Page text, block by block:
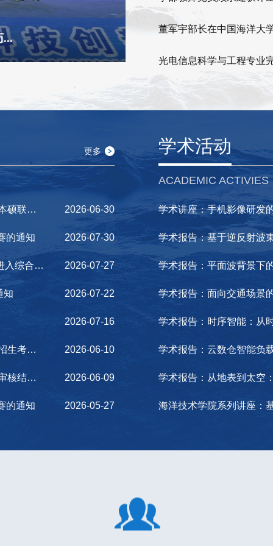
...
光电信息科学与工程专业
更多
2026级新生参加信息科学与工程学部中法卓越工程师本硕联合培养项目的选拔说明 2026-06-30
的通知 2026-07-30
中国海洋大学人工智能学院公开招聘行政秘书岗位拟进入综合考察人员名单公示 2026-07-27
知 2026-07-22
2026-07-16
中国海洋大学信息科学与工程学部2026年博士研究生招生考试综合面试情况公布 2026-06-10
信息科学与工程学部2026年博士研究生招生工作材料审核结果公布 2026-06-09
的通知 2026-05-27
学术活动
ACADEMIC ACTIVIES
学术讲座：手机影像研发
学术报告：基于逆反射波
学术报告：面向交通场景
学术报告：时序智能：从
学术报告：云数仓智能负
学术报告：从地表到太空